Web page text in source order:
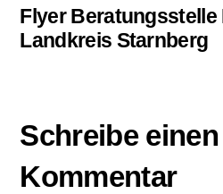
Flyer
Landkreis Starnberg
Schreibe einen
Kommentar